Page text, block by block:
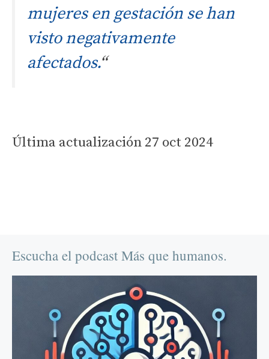
mujeres en gestación se han
visto negativamente
afectados.“
Última actualización 27 oct 2024
Escucha el podcast Más que humanos.